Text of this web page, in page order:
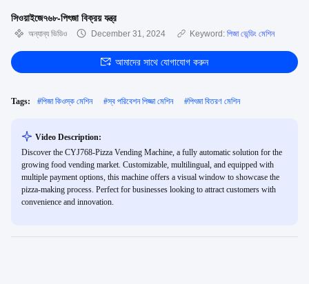
সিওয়াইজে৭৬৮-পিৎজা বিক্রয় যন্ত্র
অন্যান্য ভিডিও December 31, 2024 Keyword: পিজা ভেন্ডিং মেশিন
আমাদের সাথে যোগাযোগ করুন
Tags: #পিজা কিওস্ক মেশিন #স্ব পরিবেশন পিজ্জা মেশিন #পিৎজা বিতরণ মেশিন
Video Description:
Discover the CYJ768-Pizza Vending Machine, a fully automatic solution for the
growing food vending market. Customizable, multilingual, and equipped with
multiple payment options, this machine offers a visual window to showcase the
pizza-making process. Perfect for businesses looking to attract customers with
convenience and innovation.